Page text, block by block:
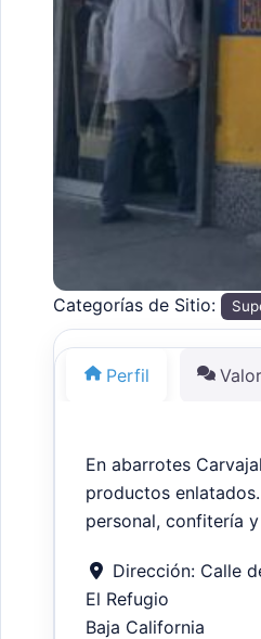
Categorías de Sitio:
Perfil
En abarrotes
productos
personal, confitería
Dirección: Calle
El Refugio
Baja California